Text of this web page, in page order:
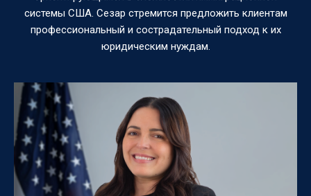
системы США. Сезар стремится предложить клиентам
профессиональный и сострадательный подход к их
юридическим нуждам.